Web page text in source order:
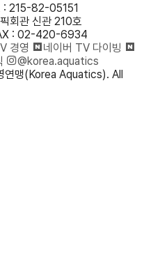
: 215-82-05151
회관 신관 210호
: 02-420-6934
경영
네이버 TV 다이빙
@korea.aquatics
맹(Korea Aquatics). All